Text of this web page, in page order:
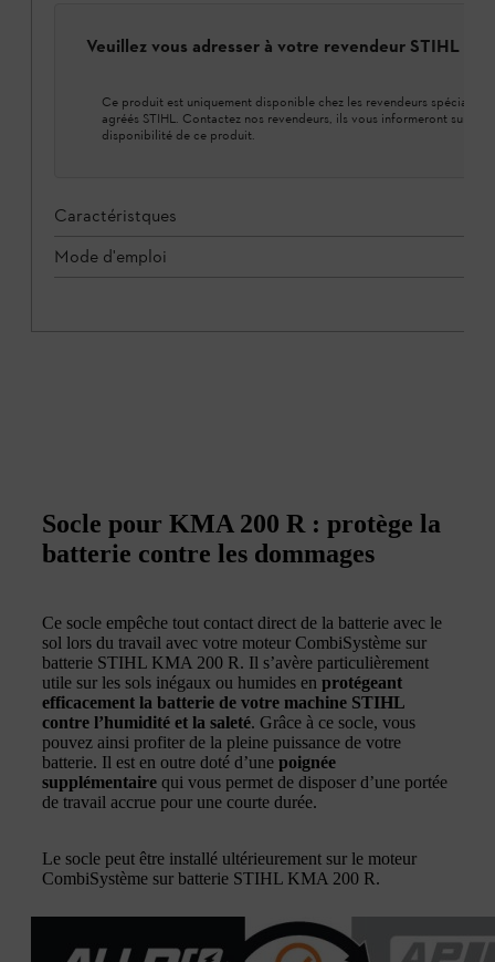
Veuillez vous adresser à votre revendeur STIHL
Ce produit est uniquement disponible chez les revendeurs spécialisés
agréés STIHL. Contactez nos revendeurs, ils vous informeront sur la
disponibilité de ce produit.
Caractéristques
Mode d'emploi
Socle pour KMA 200 R : protège la
batterie contre les dommages
Ce socle empêche tout contact direct de la batterie avec le
sol lors du travail avec votre moteur CombiSystème sur
batterie STIHL KMA 200 R. Il s’avère particulièrement
utile sur les sols inégaux ou humides en protégeant
efficacement la batterie de votre machine STIHL
contre l’humidité et la saleté. Grâce à ce socle, vous
pouvez ainsi profiter de la pleine puissance de votre
batterie. Il est en outre doté d’une poignée
supplémentaire qui vous permet de disposer d’une portée
de travail accrue pour une courte durée.
Le socle peut être installé ultérieurement sur le moteur
CombiSystème sur batterie STIHL KMA 200 R.